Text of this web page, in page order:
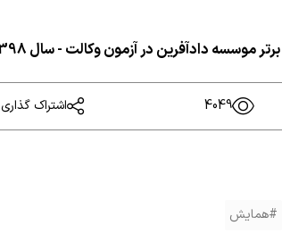
موسسه دادآفرین در آزمون وکالت - سال 1398
4049 اشتراک گذاری
#همایش